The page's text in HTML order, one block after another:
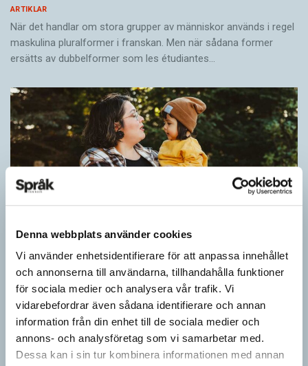
Denna webbplats använder cookies
Vi använder enhetsidentifierare för att anpassa innehållet
och annonserna till användarna, tillhandahålla funktioner
för sociala medier och analysera vår trafik. Vi
vidarebefordrar även sådana identifierare och annan
information från din enhet till de sociala medier och
annons- och analysföretag som vi samarbetar med.
Dessa kan i sin tur kombinera informationen med annan
ARTIKLAR
När det handlar om stora grupper av människor används i regel
maskulina pluralformer i franskan. Men när sådana ­former
ersätts av dubbel­former som les étudiantes…
Pronomen avslöjar vem som ska tala
ARTIKLAR
Vid två års ålder har barn begränsad förståelse för
meningsstruktur. Ändå har tvååringar lärt sig grunderna
i turtagning i samtal. Förmågan utvecklas ytterligare i takt med…